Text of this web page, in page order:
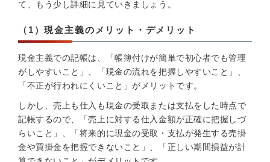
て、もう少し詳細に見ていきましょう。
（1）現金主義のメリット・デメリット
現金主義での記帳は、「帳簿付けが簡単で初心者でも管理
がしやすいこと」、「現金の流れを把握しやすいこと」、
「不正が行われにくいこと」がメリットです。
しかし、売上も仕入も現金の受取または支払をした時点で
記帳するので、「売上に対する仕入金額が正確に把握しづ
らいこと」、「将来的に現金の受取・支払が発生する売掛
金や買掛金を把握できないこと」、「正しい期間損益が計